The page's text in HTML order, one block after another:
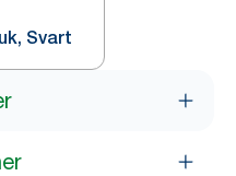
Svart